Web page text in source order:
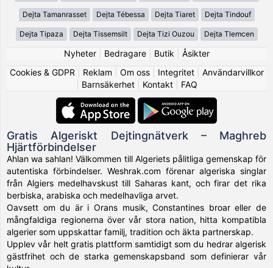
Dejta Tamanrasset Dejta Tébessa Dejta Tiaret Dejta Tindouf
Dejta Tipaza Dejta Tissemsilt Dejta Tizi Ouzou Dejta Tlemcen
Nyheter| Bedragare| Butik
Åsikter
Cookies & GDPR
Reklam Om oss| Integritet| Användarvillkor
Barnsäkerhet| Kontakt| FAQ
Gratis Algeriskt Dejtingnätverk – Maghreb
Hjärtförbindelser
Ahlan wa sahlan! Välkommen till Algeriets pålitliga gemenskap för
autentiska förbindelser. Weshrak.com förenar algeriska singlar
från Algiers medelhavskust till Saharas kant, och firar det rika
berbiska, arabiska och medelhavliga arvet.
Oavsett om du är i Orans musik, Constantines broar eller de
mångfaldiga regionerna över vår stora nation, hitta kompatibla
algerier som uppskattar familj, tradition och äkta partnerskap.
Upplev vår helt gratis plattform samtidigt som du hedrar algerisk
gästfrihet och de starka gemenskapsband som definierar vår